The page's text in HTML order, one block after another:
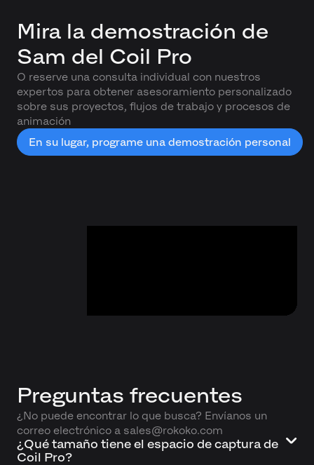
Mira la demostración de
Sam del Coil Pro
O reserve una consulta individual con nuestros
expertos para obtener asesoramiento personalizado
sobre sus proyectos, flujos de trabajo y procesos de
animación
En su lugar, programe una demostración personal
Preguntas frecuentes
¿No puede encontrar lo que busca? Envíanos un
correo electrónico a sales@rokoko.com
¿Qué tamaño tiene el espacio de captura de
Coil Pro?